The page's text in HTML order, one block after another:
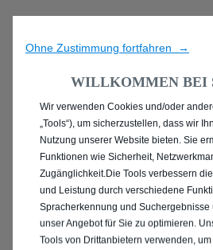
ANGEBOTE
Ohne Zustimmung fortfahren →
WILLKOMMEN BEI
Wir verwenden Cookies und/oder
„Tools“), um sicherzustellen, dass wir
Nutzung unserer Website bieten. Sie
Funktionen wie Sicherheit,
Zugänglichkeit.Die Tools verbessern
und Leistung durch verschiedene
Spracherkennung und Suchergebnisse
unser Angebot für Sie zu optimieren.
Tools von Drittanbietern verwenden,